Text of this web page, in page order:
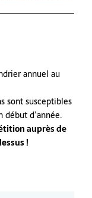
annuel au
sont susceptibles
d’année.
auprès de
!